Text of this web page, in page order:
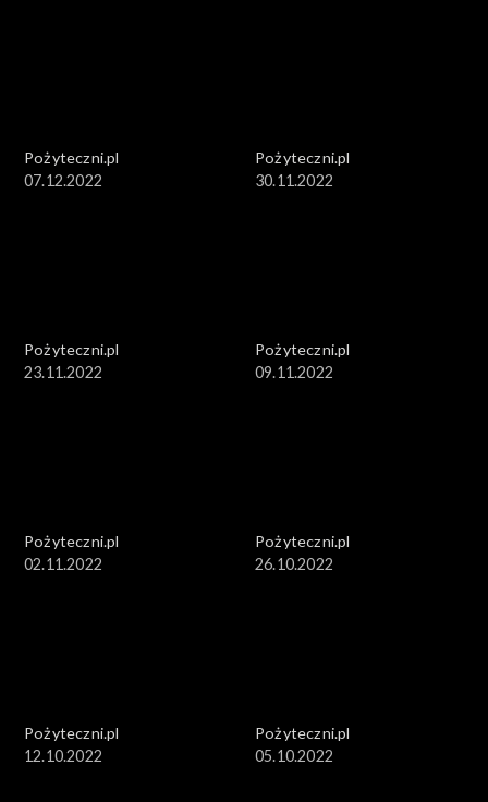
Pożyteczni.pl
07.12.2022
Pożyteczni.pl
30.11.2022
Pożyteczni.pl
23.11.2022
Pożyteczni.pl
09.11.2022
Pożyteczni.pl
02.11.2022
Pożyteczni.pl
26.10.2022
Pożyteczni.pl
12.10.2022
Pożyteczni.pl
05.10.2022